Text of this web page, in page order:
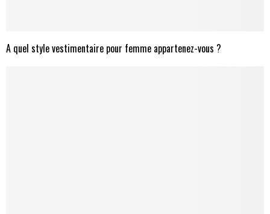
A quel style vestimentaire pour femme appartenez-vous ?